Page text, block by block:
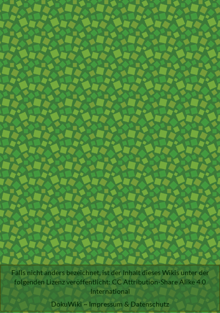
Falls nicht anders bezeichnet, ist der Inhalt dieses Wikis unter der
folgenden Lizenz veröffentlicht: CC Attribution-Share Alike 4.0
International
DokuWiki ~ Impressum & Datenschutz